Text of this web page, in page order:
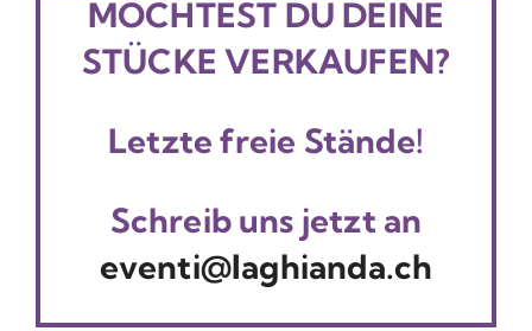
MÖCHTEST DU DEINE
STÜCKE VERKAUFEN?
Letzte freie Stände!
Schreib uns jetzt an
eventi@laghianda.ch